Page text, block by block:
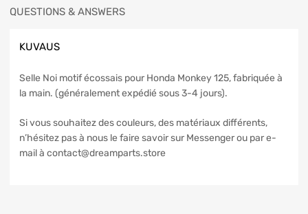
QUESTIONS & ANSWERS
KUVAUS
Selle Noi motif écossais pour Honda Monkey 125, fabriquée à
la main. (généralement expédié sous 3-4 jours).
Si vous souhaitez des couleurs, des matériaux différents,
n’hésitez pas à nous le faire savoir sur Messenger ou par e-
mail à contact@dreamparts.store